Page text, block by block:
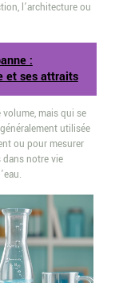
l’architecture ou
:
et ses attraits
mais qui se
utilisée
ou pour mesurer
notre vie